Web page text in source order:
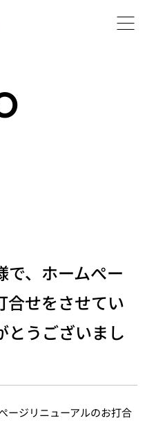
で、ホームぺー
合せをさせてい
とうございまし
ージリニューアルのお打合